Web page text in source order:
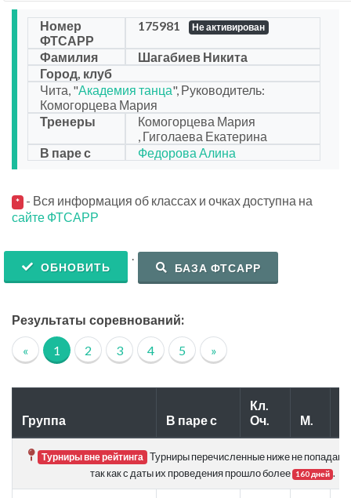
Номер
ФТСАРР
175981 Не активирован
Фамилия
Шагабиев Никита
Город, клуб
Чита, "Академия танца", Руководитель:
Комогорцева Мария
Тренеры
Комогорцева Мария
, Гиголаева Екатерина
В паре с
Федорова Алина
* - Вся информация об классах и очках доступна на
сайте ФТСАРР
ОБНОВИТЬ
.
БАЗА ФТСАРР
Результаты соревнований:
« 1 2 3 4 5 »
Группа В паре с
Кл.
Оч.
М.
Турниры вне рейтинга Турниры перечисленные ниже не попадают
так как с даты их проведения прошло более 160 дней .